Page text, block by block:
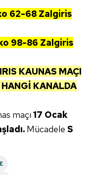
62-68 Zalgiris
98-86 Zalgiris
KAUNAS MAÇI
KANALDA
maçı 17 Ocak
Mücadele S